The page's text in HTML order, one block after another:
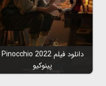
دانلود فیلم Pinocchio 2022
پینوکیو